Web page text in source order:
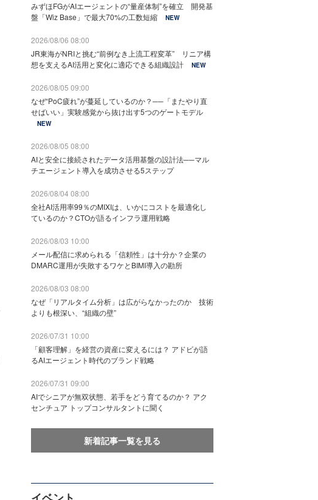
みずほFGがAIエージェントの“量産体制”を確立 開発基
盤「Wiz Base」で最大70%の工数短縮
NEW
2026/08/06 08:00
JR東海がNRIと挑む“前例なき上流工程変革” リニア構
想を支えるAI活用と変化に適応できる組織設計
NEW
2026/08/05 09:00
なぜ“PoC疲れ”が蔓延しているのか？──「またやり直
せばいい」実験感覚から抜け出す5つのゲートモデル
NEW
2026/08/05 08:00
AIと安全に接続されたデータ活用基盤の設計法──マル
チエージェント導入を成功させる5ステップ
2026/08/04 08:00
全社AI活用率99％のMIXIは、いかにコストを最適化し
ているのか？CTOが語るインフラ運用戦略
2026/08/03 10:00
メール配信に求められる「信頼性」は十分か？企業の
DMARC運用が失敗するワケとBIMI導入の勘所
2026/08/03 08:00
なぜ「リアルタイム分析」は広がらなかったのか 技術
よりも根深い、“組織の壁”
2026/07/31 10:00
「顧客理解」を経営の資産に変えるには？ アドビが語
るAIエージェント時代のブランド戦略
2026/07/31 09:00
AIでシニアが無双状態、若手をどう育てるのか？ アク
センチュア トップコンサルタントに聞く
新着記事一覧を見る